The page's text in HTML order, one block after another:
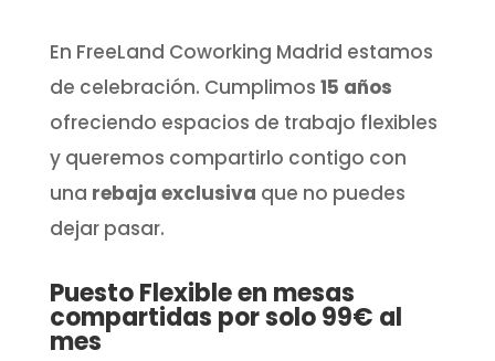
En FreeLand Coworking Madrid estamos
de celebración. Cumplimos 15 años
ofreciendo espacios de trabajo flexibles
y queremos compartirlo contigo con
una rebaja exclusiva que no puedes
dejar pasar.
Puesto Flexible en mesas
compartidas por solo 99€ al
mes